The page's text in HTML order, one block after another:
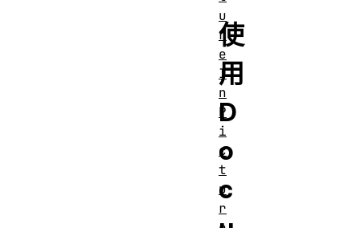
使
用
D
o
c
u
r
e
I
n
P
i
c
t
u
r